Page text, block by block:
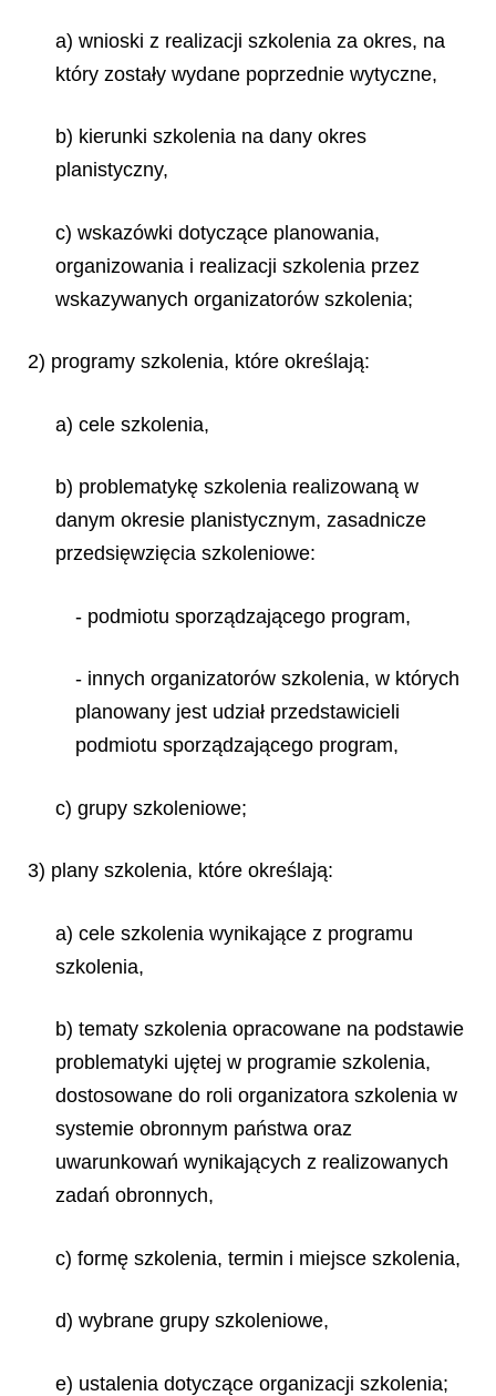
a) wnioski z realizacji szkolenia za okres, na
który zostały wydane poprzednie wytyczne,
b) kierunki szkolenia na dany okres
planistyczny,
c) wskazówki dotyczące planowania,
organizowania i realizacji szkolenia przez
wskazywanych organizatorów szkolenia;
2) programy szkolenia, które określają:
a) cele szkolenia,
b) problematykę szkolenia realizowaną w
danym okresie planistycznym, zasadnicze
przedsięwzięcia szkoleniowe:
- podmiotu sporządzającego program,
- innych organizatorów szkolenia, w których
planowany jest udział przedstawicieli
podmiotu sporządzającego program,
c) grupy szkoleniowe;
3) plany szkolenia, które określają:
a) cele szkolenia wynikające z programu
szkolenia,
b) tematy szkolenia opracowane na podstawie
problematyki ujętej w programie szkolenia,
dostosowane do roli organizatora szkolenia w
systemie obronnym państwa oraz
uwarunkowań wynikających z realizowanych
zadań obronnych,
c) formę szkolenia, termin i miejsce szkolenia,
d) wybrane grupy szkoleniowe,
e) ustalenia dotyczące organizacji szkolenia;